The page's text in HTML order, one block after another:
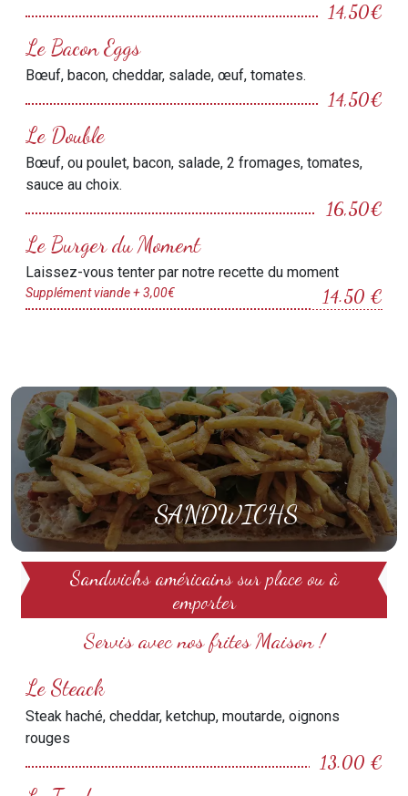
14,50€
Le Bacon Eggs
Bœuf, bacon, cheddar, salade, œuf, tomates.
14,50€
Le Double
Bœuf, ou poulet, bacon, salade, 2 fromages, tomates,
sauce au choix.
16,50€
Le Burger du Moment
Laissez-vous tenter par notre recette du moment
14.50 €
Supplément viande + 3,00€
SANDWICHS
Sandwichs américains sur place ou à
emporter
Servis avec nos frites Maison !
Le Steack
Steak haché, cheddar, ketchup, moutarde, oignons
rouges
13.00 €